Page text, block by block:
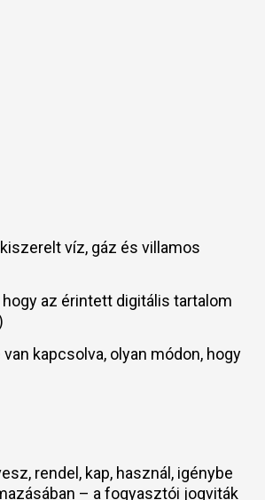
víz, gáz és villamos
az érintett digitális tartalom
kapcsolva, olyan módon, hogy
rendel, kap, használ, igénybe
– a fogyasztói jogviták